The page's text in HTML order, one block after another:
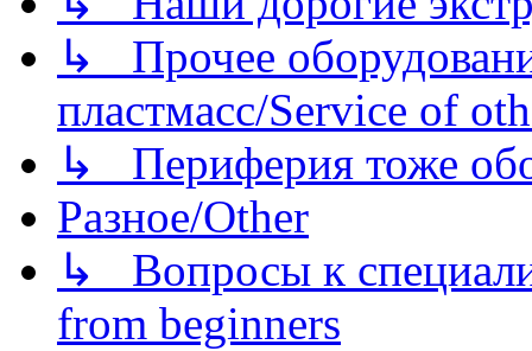
↳ Прочее
пластмасс/Service of
↳ Периферия тоже
Разное/Other
↳ Вопросы к
from beginners